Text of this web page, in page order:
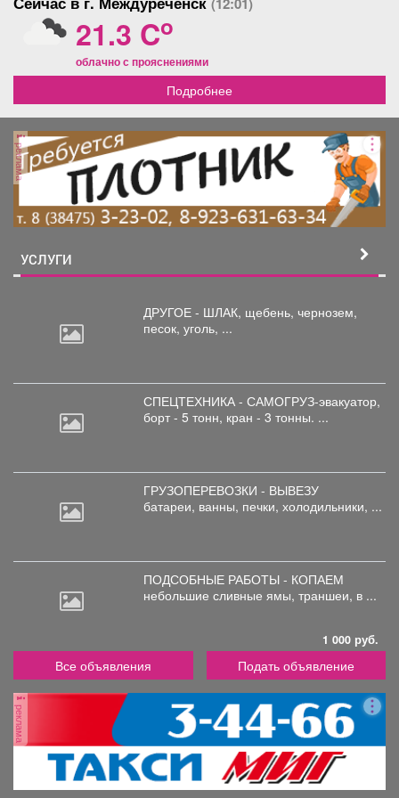
21.3 Co
облачно с прояснениями
Подробнее
реклама
УСЛУГИ
ДРУГОЕ - ШЛАК, щебень, чернозем,
песок, уголь, ...
СПЕЦТЕХНИКА - САМОГРУЗ-эвакуатор,
борт - 5 тонн, кран - 3 тонны. ...
ГРУЗОПЕРЕВОЗКИ - ВЫВЕЗУ
батареи, ванны, печки, холодильники, ...
ПОДСОБНЫЕ РАБОТЫ - КОПАЕМ
небольшие сливные ямы, траншеи, в ...
1 000 руб.
Все объявления Подать объявление
реклама